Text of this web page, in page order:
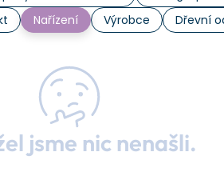
Nařízení Výrobce Dřevní
jsme nic nenašli.